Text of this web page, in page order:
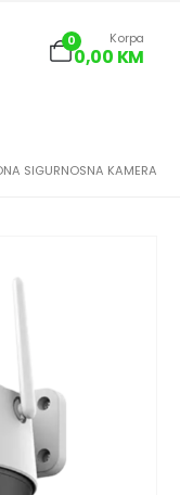
0 Korpa
0,00 KM
SIGURNOSNA KAMERA